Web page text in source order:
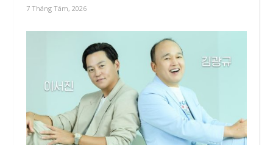
7 Tháng Tám, 2026